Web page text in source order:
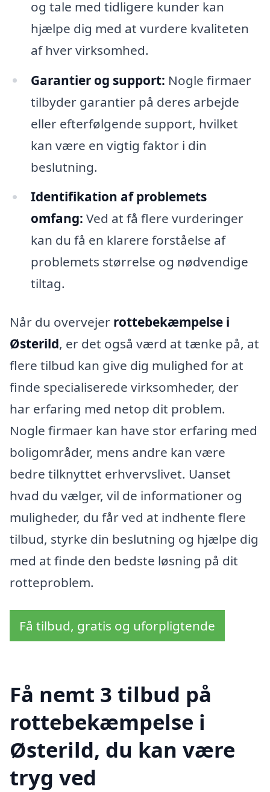
og tale med tidligere kunder kan
hjælpe dig med at vurdere kvaliteten
af hver virksomhed.
Garantier og support: Nogle firmaer
tilbyder garantier på deres arbejde
eller efterfølgende support, hvilket
kan være en vigtig faktor i din
beslutning.
Identifikation af problemets
omfang: Ved at få flere vurderinger
kan du få en klarere forståelse af
problemets størrelse og nødvendige
tiltag.
Når du overvejer rottebekæmpelse i
Østerild, er det også værd at tænke på, at
flere tilbud kan give dig mulighed for at
finde specialiserede virksomheder, der
har erfaring med netop dit problem.
Nogle firmaer kan have stor erfaring med
boligområder, mens andre kan være
bedre tilknyttet erhvervslivet. Uanset
hvad du vælger, vil de informationer og
muligheder, du får ved at indhente flere
tilbud, styrke din beslutning og hjælpe dig
med at finde den bedste løsning på dit
rotteproblem.
Få tilbud, gratis og uforpligtende
Få nemt 3 tilbud på
rottebekæmpelse i
Østerild, du kan være
tryg ved